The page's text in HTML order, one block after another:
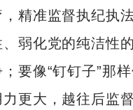
精准监督执纪执
弱化党的纯洁性
要像“钉钉子”那样
更大，越往后监